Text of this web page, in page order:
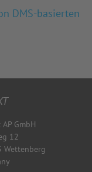
DMS-basierten
GmbH
12
Wettenberg